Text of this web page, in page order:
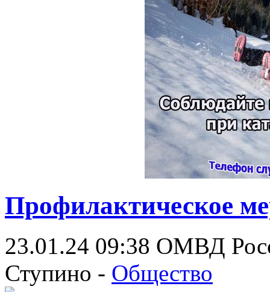
Профилактическое
23.01.24 09:38 ОМВД
Ступино - Общество